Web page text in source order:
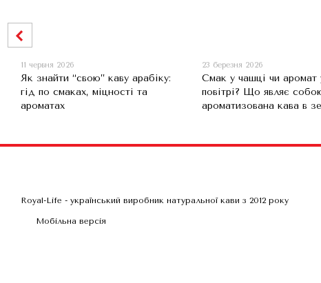
11 червня 2026
Як знайти “свою” каву арабіку:
гід по смаках, міцності та
ароматах
23 березня 2026
Смак у чашці чи аромат
повітрі? Що являє
ароматизована кава в
Royal-Life - український виробник натуральної кави з 2012 року
Мобільна версія